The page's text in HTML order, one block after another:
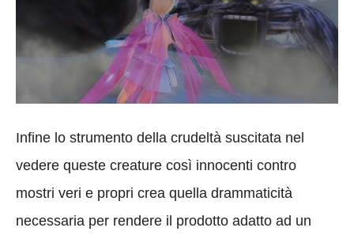
Infine lo strumento della crudeltà suscitata nel
vedere queste creature così innocenti contro
mostri veri e propri crea quella drammaticità
necessaria per rendere il prodotto adatto ad un